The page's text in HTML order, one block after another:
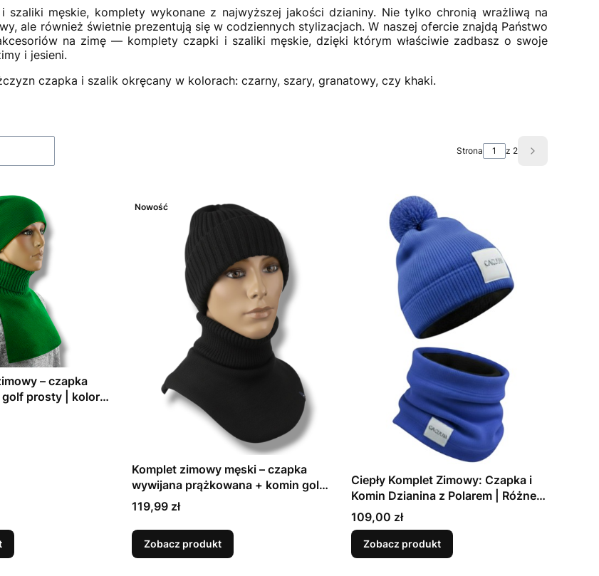
szaliki męskie, komplety wykonane z najwyższej jakości dzianiny. Nie tylko chronią wrażliwą na
ale również świetnie prezentują się w codziennych stylizacjach. W naszej ofercie znajdą Państwo
na zimę — komplety czapki i szaliki męskie, dzięki którym właściwie zadbasz o swoje
i jesieni.
czapka i szalik okręcany w kolorach: czarny, szary, granatowy, czy khaki.
Strona z 2 Następne
– czapka
prosty | kolory
Nowość
Komplet zimowy męski – czapka
wywijana prążkowana + komin golf
z polarem | różne kolory | ciepły
zestaw
Cena
119,99 zł
Zobacz produkt
Ciepły Komplet Zimowy: Czapka i
Komin Dzianina z Polarem | Różne
Kolory i Rozmiary
Cena
109,00 zł
Zobacz produkt